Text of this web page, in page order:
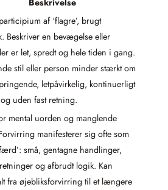
af ‘flagre’, brugt
Beskriver en bevægelse eller
er let, spredt og hele tiden i gang.
stil eller person minder stærkt om
letpåvirkelig, kontinuerligt
uden fast retning.
mental uorden og manglende
manifesterer sig ofte som
små, gentagne handlinger,
og afbrudt logik. Kan
fra øjebliksforvirring til et længere